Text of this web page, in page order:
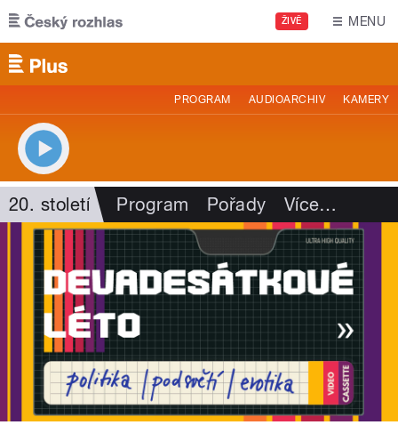
Přejít k hlavnímu obsahu
ŽIVĚ MENU
PROGRAM AUDIOARCHIV KAMERY
20. století Program Pořady Více…